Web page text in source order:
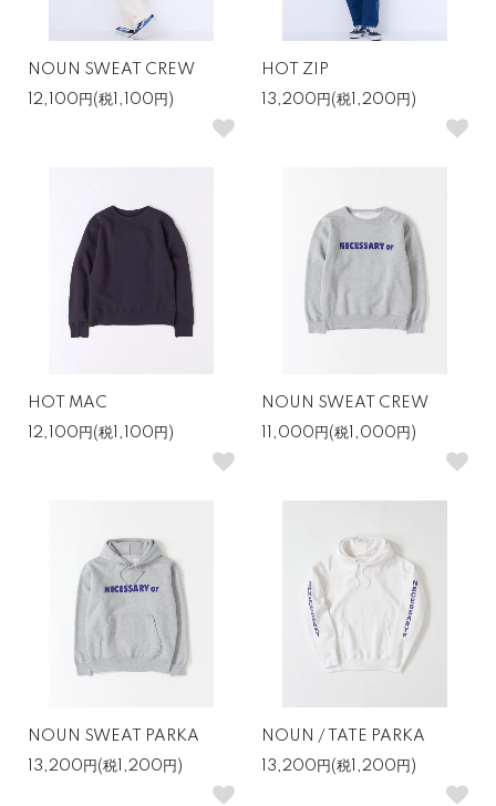
NOUN SWEAT CREW
12,100円(税1,100円)
HOT ZIP
13,200円(税1,200円)
HOT MAC
12,100円(税1,100円)
NOUN SWEAT CREW
11,000円(税1,000円)
NOUN SWEAT PARKA
13,200円(税1,200円)
NOUN / TATE PARKA
13,200円(税1,200円)